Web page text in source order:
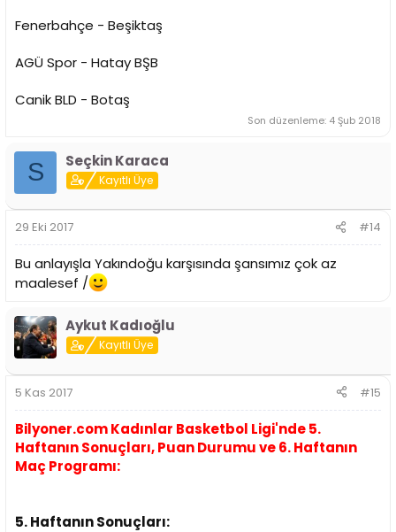
Fenerbahçe - Beşiktaş
AGÜ Spor - Hatay BŞB
Canik BLD - Botaş
Son düzenleme: 4 Şub 2018
S Seçkin Karaca
Kayıtlı Üye
29 Eki 2017 #14
Bu anlayışla Yakındoğu karşısında şansımız çok az
maalesef /
Aykut Kadıoğlu
Kayıtlı Üye
5 Kas 2017 #15
Bilyoner.com Kadınlar Basketbol Ligi'nde 5.
Haftanın Sonuçları, Puan Durumu ve 6. Haftanın
Maç Programı:
5. Haftanın Sonuçları: